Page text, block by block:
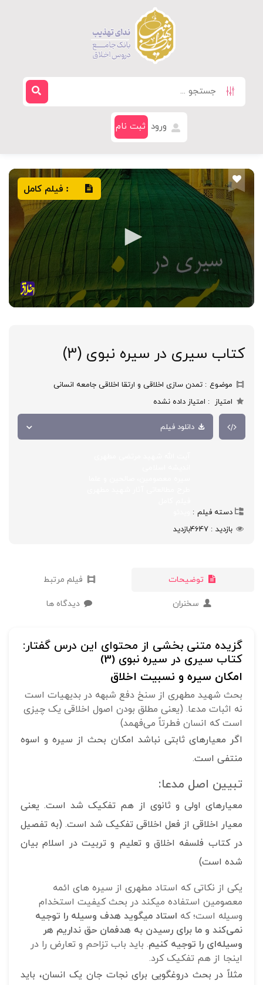
ورود ثبت نام
: فیلم کامل
کتاب سیری در سیره نبوی (3)
موضوع
تمدن سازی اخلاقی و ارتقا اخلاقی جامعه انسانی
امتیاز
امتیاز داده نشده
دانلود فیلم
دسته فیلم
بازدید
4647بازدید
توضیحات فیلم مرتبط
سخنران دیدگاه ها
گزیده متنی بخشی از محتوای این درس گفتار:
کتاب سیری در سیره نبوی (3)
امکان سیره و نسبیت اخلاق
بحث شهید مطهری از سنخ دفع شبهه در بدیهیات است
نه اثبات مدعا. (یعنی مطلق بودن اصول اخلاقی یک چیزی
است که انسان فطرتاً می‌فهمد)
اگر معیارهای ثابتی نباشد امکان بحث از سیره و اسوه
منتفی است.
تبیین اصل مدعا:
معیارهای اولی و ثانوی از هم تفکیک شد است. یعنی
معیار اخلاقی از فعل اخلاقی تفکیک شد است. (به تفصیل
در کتاب فلسفه اخلاق و تعلیم و تربیت در اسلام بیان
شده است)
یکی از نکاتی که استاد مطهری از سیره ‎های ائمه
معصومین استفاده می‎کند در بحث کیفیت استخدام
وسیله است؛ که
استاد می‎گوید هدف وسیله را توجیه
نمی‌کند و ما برای رسیدن به هدفمان حق نداریم هر
وسیله‌ای را توجیه کنیم. باید باب تزاحم و تعارض را در
اینجا از هم تفکیک کرد.
مثلاً در بحث دروغگویی برای نجات جان یک انسان، باید